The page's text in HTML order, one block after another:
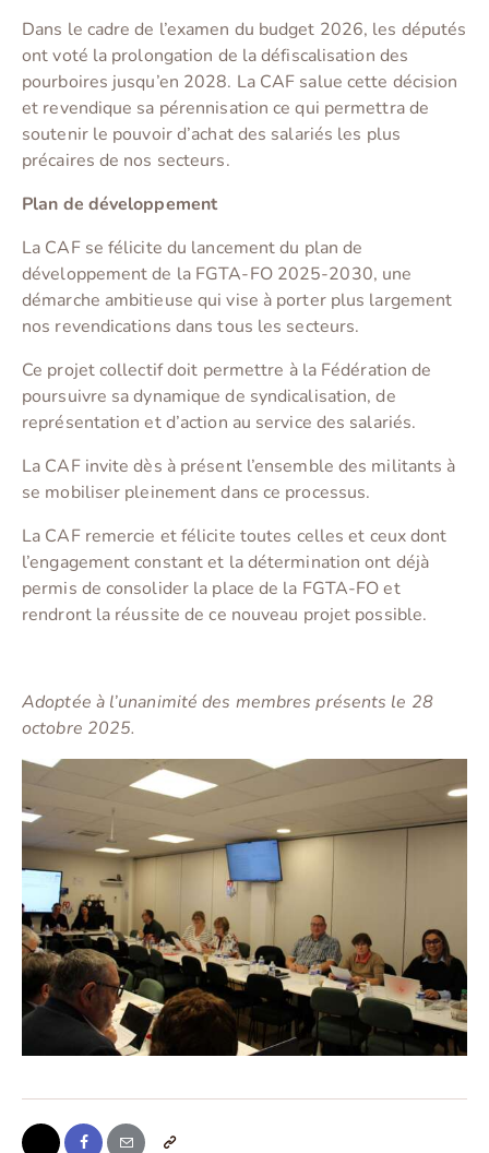
Dans le cadre de l’examen du budget 2026, les députés
ont voté la prolongation de la défiscalisation des
pourboires jusqu’en 2028. La CAF salue cette décision
et revendique sa pérennisation ce qui permettra de
soutenir le pouvoir d’achat des salariés les plus
précaires de nos secteurs.
Plan de développement
La CAF se félicite du lancement du plan de
développement de la FGTA-FO 2025-2030, une
démarche ambitieuse qui vise à porter plus largement
nos revendications dans tous les secteurs.
Ce projet collectif doit permettre à la Fédération de
poursuivre sa dynamique de syndicalisation, de
représentation et d’action au service des salariés.
La CAF invite dès à présent l’ensemble des militants à
se mobiliser pleinement dans ce processus.
La CAF remercie et félicite toutes celles et ceux dont
l’engagement constant et la détermination ont déjà
permis de consolider la place de la FGTA-FO et
rendront la réussite de ce nouveau projet possible.
Adoptée à l’unanimité des membres présents le 28
octobre 2025.